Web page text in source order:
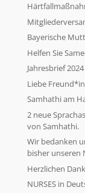
Bayerische
Helfen Sie
Jahresbrief 2024
Liebe
Samhathi am
2 neue
von Samhathi.
Wir bedanken
bisher unseren
Herzlichen
NURSES in